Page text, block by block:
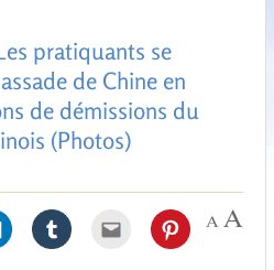
pratiquants se
de Chine en
de démissions du
(Photos)